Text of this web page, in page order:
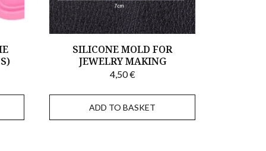
SILICONE MOLD FOR
JEWELRY MAKING
4,50€
ADD TO BASKET